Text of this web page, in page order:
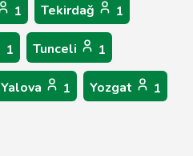
1 Tekirdağ 1
1 Tunceli 1
Yalova 1 Yozgat 1